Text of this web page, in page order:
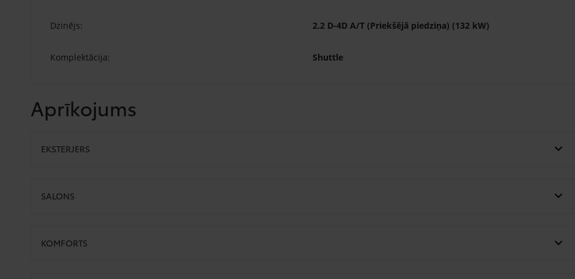
Dzinējs: 2.2 D-4D A/T (Priekšējā piedziņa) (132 kW)
Komplektācija: Shuttle
Aprīkojums
EKSTERJERS
SALONS
KOMFORTS